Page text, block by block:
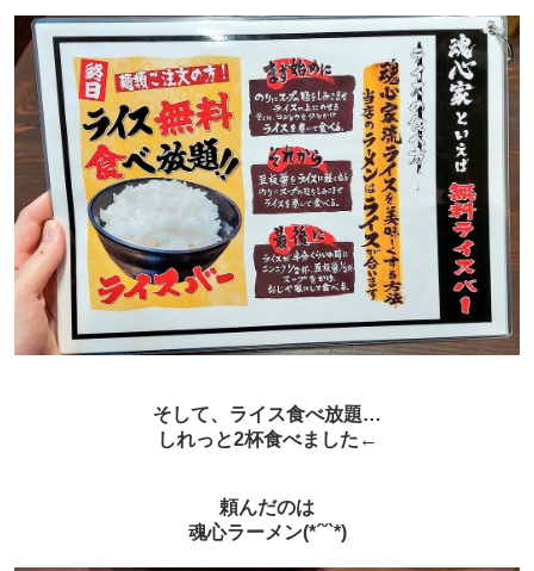
そして、ライス食べ放題…
しれっと2杯食べました←
頼んだのは
魂心ラーメン(*´˘`*)